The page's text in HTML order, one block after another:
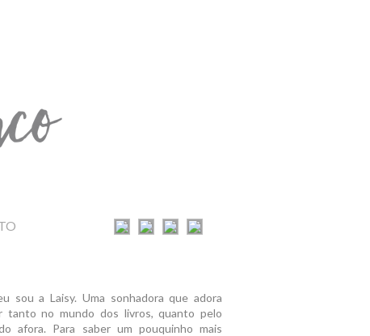
sou a Laisy. Uma sonhadora que adora
tanto no mundo dos livros, quanto pelo
afora. Para saber um pouquinho mais